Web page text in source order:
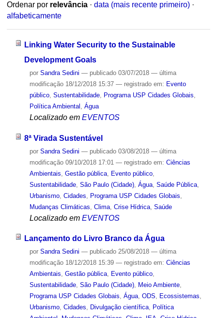
Ordenar por relevância · data (mais recente primeiro) ·
alfabeticamente
Linking Water Security to the Sustainable
Development Goals
por Sandra Sedini — publicado03/07/2018 — última
modificação18/12/2018 15:37 — registrado em: Evento
público, Sustentabilidade, Programa USP Cidades Globais
Política Ambiental
Água
Localizado em EVENTOS
8ª Virada Sustentável
por Sandra Sedini — publicado03/08/2018 — última
modificação09/10/2018 17:01 — registrado em: Ciências
Ambientais Gestão pública, Evento público,
Sustentabilidade, São Paulo (Cidade), Água, Saúde Pública,
Urbanismo, Cidades Programa USP Cidades Globais
Mudanças Climáticas Clima, Crise Hídrica, Saúde
Localizado em EVENTOS
Lançamento do Livro Branco da Água
por Sandra Sedini — publicado25/08/2018 — última
modificação18/12/2018 15:39 — registrado em: Ciências
Ambientais, Gestão pública, Evento público,
Sustentabilidade, São Paulo (Cidade), Meio Ambiente,
Programa USP Cidades Globais, Água, ODS, Ecossistemas,
Urbanismo, Cidades, Divulgação científica, Política